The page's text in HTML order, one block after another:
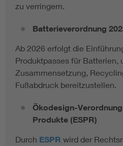
zu verringern.
Batterieverordnung
Ab 2026 erfolgt die
Produktpasses für Batterien,
Zusammensetzung,
Fußabdruck bereitzustellen.
Ökodesign-
Produkte (ESPR)
Durch ESPR wird der